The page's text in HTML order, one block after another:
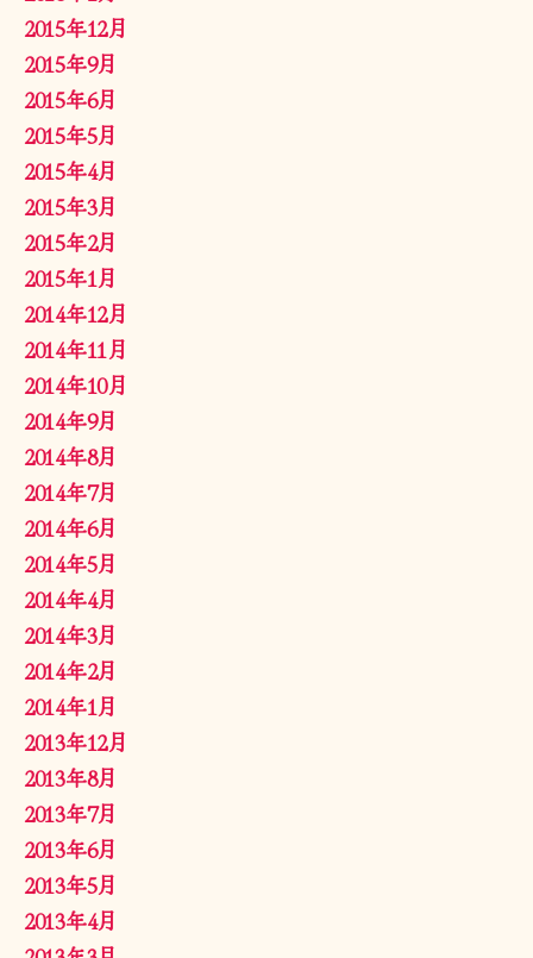
2015年12月
2015年9月
2015年6月
2015年5月
2015年4月
2015年3月
2015年2月
2015年1月
2014年12月
2014年11月
2014年10月
2014年9月
2014年8月
2014年7月
2014年6月
2014年5月
2014年4月
2014年3月
2014年2月
2014年1月
2013年12月
2013年8月
2013年7月
2013年6月
2013年5月
2013年4月